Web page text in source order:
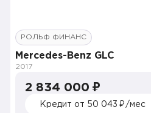
РОЛЬФ ФИНАНС
Mercedes-Benz GLC
2017
2 834 000 ₽
Кредит от 50 043 ₽/мес